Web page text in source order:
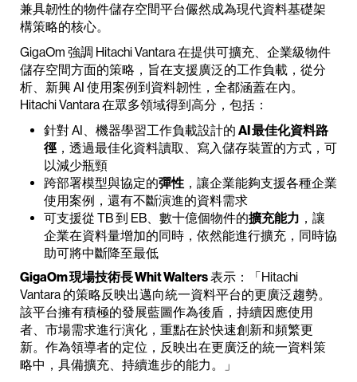
兼具韌性的物件儲存空間平台儼然成為現代資料基礎架
構策略的核心。
GigaOm 強調 Hitachi Vantara 在提供可擴充、企業級物件
儲存空間方面的策略，旨在支援廣泛的工作負載，從分
析、新興 AI 使用案例到資料韌性，全都涵蓋在內。
Hitachi Vantara 在眾多領域得到高分，包括：
針對 AI、機器學習工作負載設計的 AI 最佳化資料路
徑 ，透過最佳化資料讀取、寫入儲存裝置的方式，可
以減少瓶頸
跨部署模型與協定的彈性 ，讓企業能夠支援各種企業
使用案例，還有不斷演進的資料需求
可支援從 TB 到 EB、數十億個物件的擴充能力 ，讓
企業在資料量增加的同時，依然能進行擴充，同時協
助可將中斷降至最低
GigaOm 現場技術長 Whit Walters表示：「Hitachi
Vantara 的策略反映出邁向統一資料平台的更廣泛趨勢。
該平台擁有積極的發展藍圖作為後盾，持續因應使用
者、市場需求進行演化，重點在於快速創新和頻繁更
新。作為領導者的定位，反映出在更廣泛的統一資料策
略中，具備擴充、持續進步的能力。」